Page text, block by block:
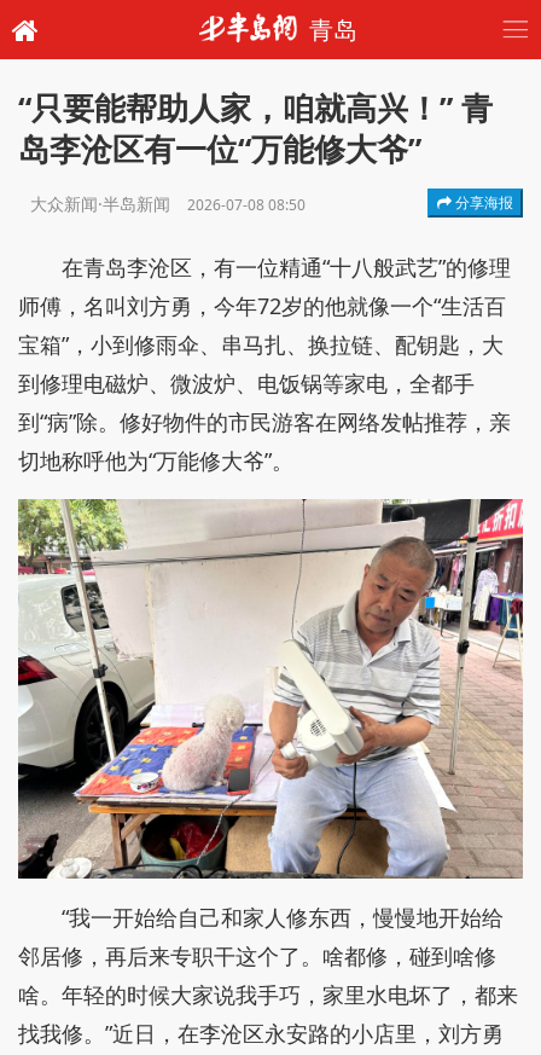
青岛
“只要能帮助人家，咱就高兴！” 青
岛李沧区有一位“万能修大爷”
大众新闻·半岛新闻 2026-07-08 08:50 分享海报
在青岛李沧区，有一位精通“十八般武艺”的修理
师傅，名叫刘方勇，今年72岁的他就像一个“生活百
宝箱”，小到修雨伞、串马扎、换拉链、配钥匙，大
到修理电磁炉、微波炉、电饭锅等家电，全都手
到“病”除。修好物件的市民游客在网络发帖推荐，亲
切地称呼他为“万能修大爷”。
“我一开始给自己和家人修东西，慢慢地开始给
邻居修，再后来专职干这个了。啥都修，碰到啥修
啥。年轻的时候大家说我手巧，家里水电坏了，都来
找我修。”近日，在李沧区永安路的小店里，刘方勇